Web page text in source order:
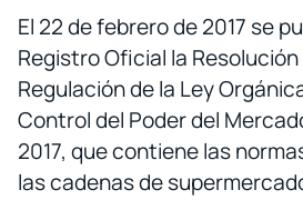
El 22 de febrero de 2017 se
Registro Oficial la
Regulación de la Ley
Control del Poder del
2017, que contiene las
las cadenas de